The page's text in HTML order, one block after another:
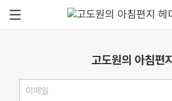
고도원의 아침편지